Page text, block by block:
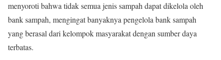
menyoroti bahwa tidak semua jenis sampah dapat dikelola oleh
bank sampah, mengingat banyaknya pengelola bank sampah
yang berasal dari kelompok masyarakat dengan sumber daya
terbatas.